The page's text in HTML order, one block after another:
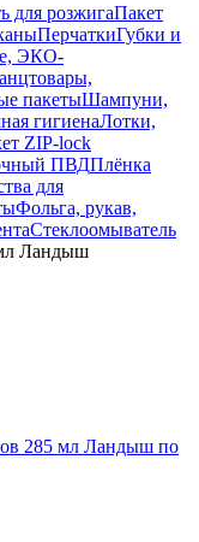
для розжигаПакет
ПерчаткиГубки и
ЭКО-
пакетыШампуни,
гигиенаЛотки,
ZIP-lock
ПВДПлёнка
для
Фольга, рукав,
Стеклоомыватель
Ландыш